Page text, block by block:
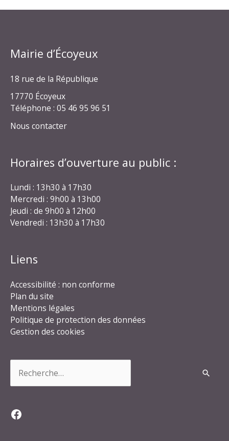
Mairie d’Écoyeux
18 rue de la République
17770 Écoyeux
Téléphone : 05 46 95 96 51
Nous contacter
Horaires d’ouverture au public :
Lundi : 13h30 à 17h30
Mercredi : 9h00 à 13h00
Jeudi : de 9h00 à 12h00
Vendredi : 13h30 à 17h30
Liens
Accessibilité : non conforme
Plan du site
Mentions légales
Politique de protection des données
Gestion des cookies
Facebook